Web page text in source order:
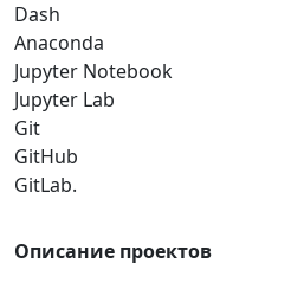
Dash
Anaconda
Jupyter Notebook
Jupyter Lab
Git
GitHub
GitLab.
Описание проектов